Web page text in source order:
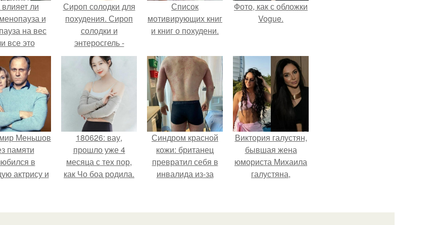
влияет ли
и
на вес
все это
Сироп солодки для
похудения. Сироп
солодки и
энтеросгель -
чистка
лимфосистемы.
Список
мотивирующих книг
и книг о похудени.
Фото, как с обложки
Vogue.
Меньшов
памяти
в
актрису и
неё.
180626: вау,
прошло уже 4
месяца с тех пор,
как Чо боа родила.
Синдром красной
кожи: британец
превратил себя в
инвалида из-за
мази.
Виктория галустян,
бывшая жена
юмориста Михаила
галустяна,
последствиях